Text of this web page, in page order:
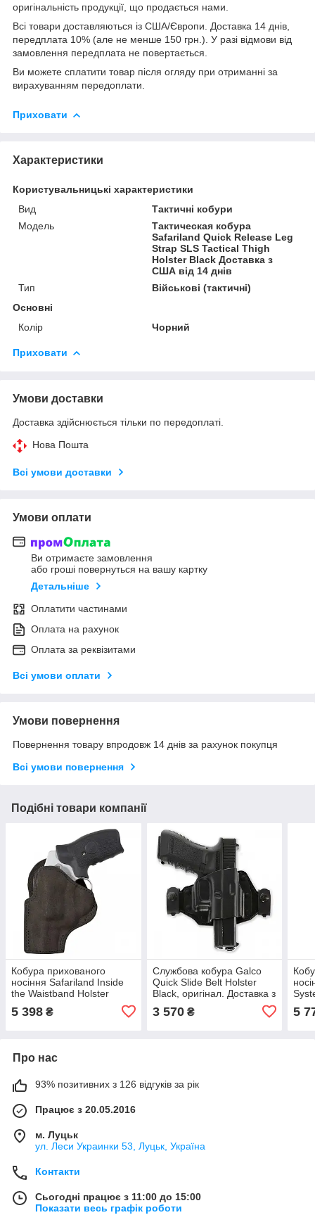
оригінальність продукції, що продається нами.
Всі товари доставляються із США/Європи. Доставка 14 днів,
передплата 10% (але не менше 150 грн.). У разі відмови від
замовлення передплата не повертається.
Ви можете сплатити товар після огляду при отриманні за
вирахуванням передоплати.
Приховати
Характеристики
Користувальницькі характеристики
Вид
Тактичні кобури
Мoдель
Тактическая кобура
Safariland Quick Release Leg
Strap SLS Tactical Thigh
Holster Black Доставка з
США від 14 днів
Тип
Військові (тактичні)
Основні
Колір
Чорний
Приховати
Умови доставки
Доставка здійснюється тільки по передоплаті.
Нова Пошта
Всі умови доставки
Умови оплати
Ви отримаєте замовлення
або гроші повернуться на вашу картку
Детальніше
Оплатити частинами
Оплата на рахунок
Оплата за реквізитами
Всі умови оплати
Умови повернення
Повернення товару впродовж 14 днів за рахунок покупця
Всі умови повернення
Подібні товари компанії
Кобура прихованого
носіння Safariland Inside
the Waistband Holster
Black, оригінал. Доставка з
США/ЄС протягом 14 днів
5 398 ₴
Службова кобура Galco
Quick Slide Belt Holster
Black, оригінал. Доставка з
США/ЄС протягом 14 днів
3 570₴ 5
Про нас
93% позитивних з 126 відгуків за рік
Працює з 20.05.2016
м. Луцьк
ул. Леси Украинки 53, Луцьк, Україна
Контакти
Сьогодні працює з 11:00 до 15:00
Показати весь графік роботи